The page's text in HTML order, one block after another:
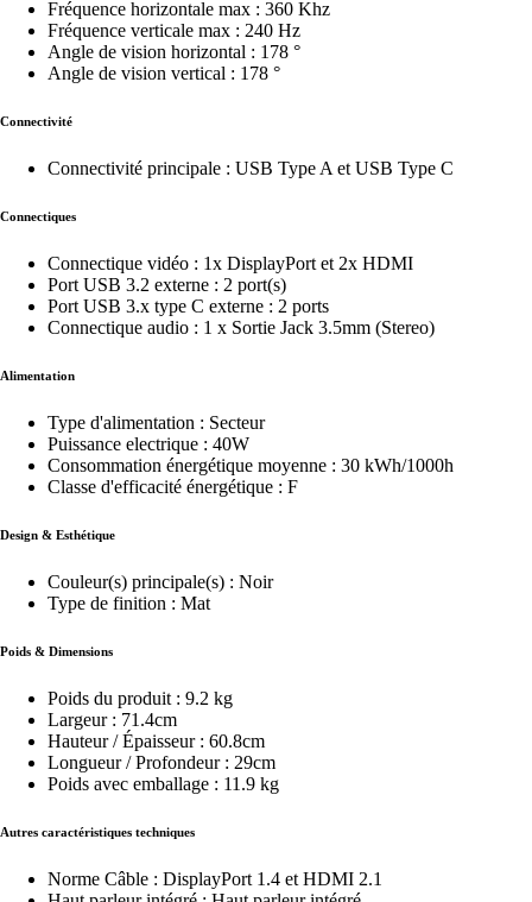
Fréquence horizontale max : 360 Khz
Fréquence verticale max : 240 Hz
Angle de vision horizontal : 178 °
Angle de vision vertical : 178 °
Connectivité
Connectivité principale : USB Type A et USB Type C
Connectiques
Connectique vidéo : 1x DisplayPort et 2x HDMI
Port USB 3.2 externe : 2 port(s)
Port USB 3.x type C externe : 2 ports
Connectique audio : 1 x Sortie Jack 3.5mm (Stereo)
Alimentation
Type d'alimentation : Secteur
Puissance electrique : 40W
Consommation énergétique moyenne : 30 kWh/1000h
Classe d'efficacité énergétique : F
Design & Esthétique
Couleur(s) principale(s) : Noir
Type de finition : Mat
Poids & Dimensions
Poids du produit : 9.2 kg
Largeur : 71.4cm
Hauteur / Épaisseur : 60.8cm
Longueur / Profondeur : 29cm
Poids avec emballage : 11.9 kg
Autres caractéristiques techniques
Norme Câble : DisplayPort 1.4 et HDMI 2.1